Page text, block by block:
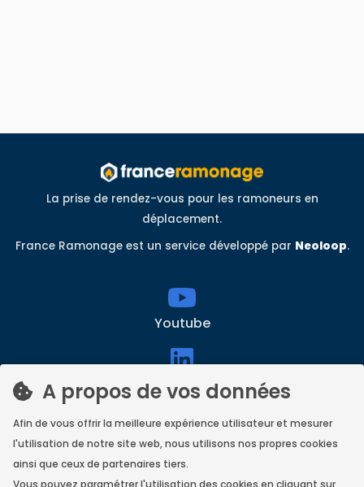
A propos de vos données
Afin de vous offrir la meilleure expérience utilisateur et mesurer
l'utilisation de notre site web, nous utilisons nos propres cookies
ainsi que ceux de partenaires tiers.
Vous pouvez paramétrer l'utilisation des cookies en cliquant sur
La prise de rendez-vous pour les ramoneurs en
déplacement.
France Ramonage est un service développé par Neoloop.
Youtube
linkedin
Facebook